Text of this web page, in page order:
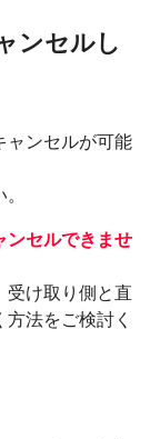
ンセルし
ャンセルが可能
ンセルできませ
受け取り側と直
法をご検討く